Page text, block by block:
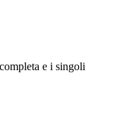
e i singoli